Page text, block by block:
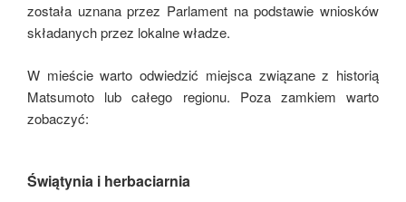
została uznana przez Parlament na podstawie wniosków
składanych przez lokalne władze.
W mieście warto odwiedzić miejsca związane z historią
Matsumoto lub całego regionu. Poza zamkiem warto
zobaczyć:
Świątynia i herbaciarnia